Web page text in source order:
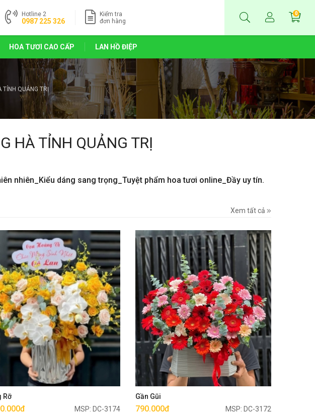
Hotline 2
0987 225 326
Kiểm tra
đơn hàng
0
HOA TƯƠI CAO CẤP LAN HỒ ĐIỆP
TỈNH QUẢNG TRỊ
HÀ TỈNH QUẢNG TRỊ
nhiên_Kiểu dáng sang trọng_Tuyệt phẩm hoa tươi online_Đầy uy tín.
Xem tất cả
Rỡ
MSP: DC-3174
Mua ngay
Gần Gũi
790.000đ MSP: DC-3172
Mua ngay